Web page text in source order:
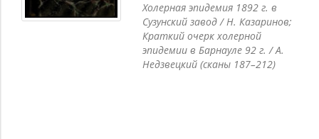
Холерная эпидемия 1892 г. в
Сузунский завод / Н. Казаринов;
Краткий очерк холерной
эпидемии в Барнауле 92 г. / А.
Недзвецкий (сканы 187–212)